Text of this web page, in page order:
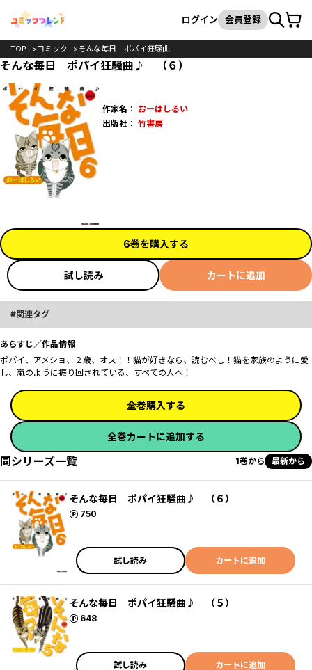
検索
ログイン 会員登録カート
TOP コミック そんな毎日 ポパイ狂騒曲
そんな毎日 ポパイ狂騒曲♪ （６）
作家名： おーはしるい
出版社： 竹書房
6巻を購入する
試し読み カートに追加
関連タグ
あらすじ／作品情報
ポパイ、アメショ、２歳、オス！！猫が好きなら、読むべし！猫を家族のように愛
し、嵐のように振り回されている、すべての人へ！
全巻購入する
全巻カートに追加する
同シリーズ一覧 1巻から 最新から
そんな毎日 ポパイ狂騒曲♪ （６）
750
ポイント
試し読み カートに追加
そんな毎日 ポパイ狂騒曲♪ （５）
648
ポイント
試し読み カートに追加